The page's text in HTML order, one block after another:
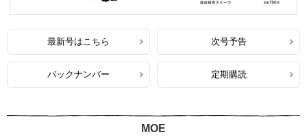
最新号はこちら 次号予告
バックナンバー 定期購読
MOE